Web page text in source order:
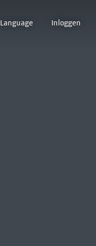
Language Inloggen